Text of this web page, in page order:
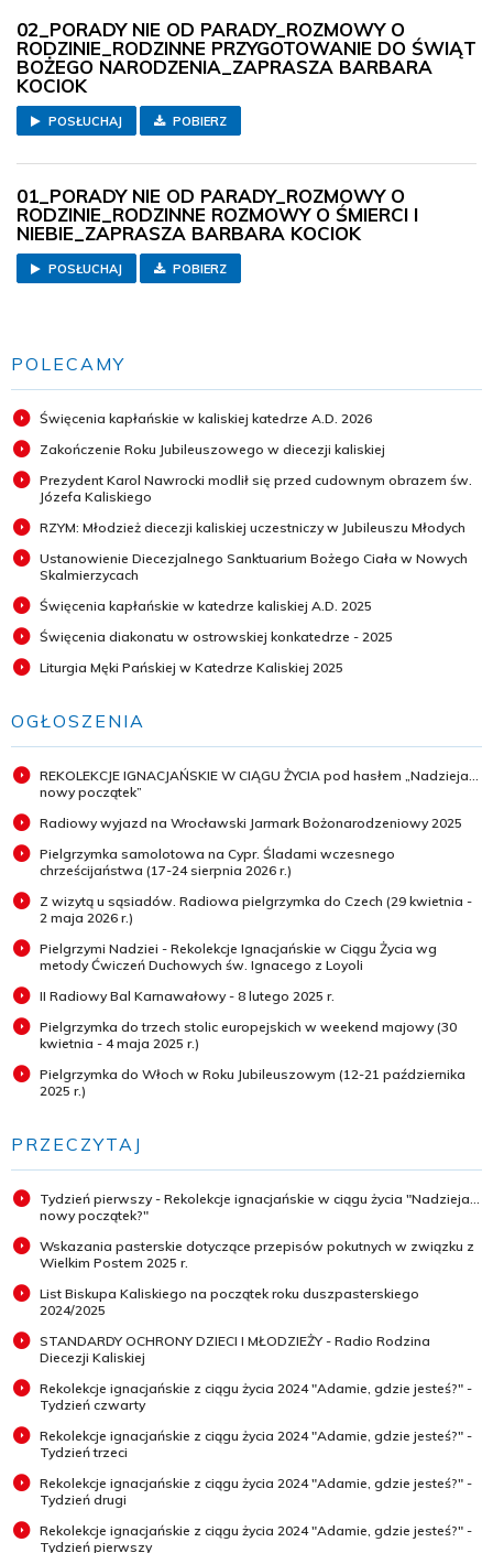
02_PORADY NIE OD PARADY_ROZMOWY O
RODZINIE_RODZINNE PRZYGOTOWANIE DO ŚWIĄT
BOŻEGO NARODZENIA_ZAPRASZA BARBARA
KOCIOK
POSŁUCHAJ POBIERZ
01_PORADY NIE OD PARADY_ROZMOWY O
RODZINIE_RODZINNE ROZMOWY O ŚMIERCI I
NIEBIE_ZAPRASZA BARBARA KOCIOK
POSŁUCHAJ POBIERZ
POLECAMY
Święcenia kapłańskie w kaliskiej katedrze A.D. 2026
Zakończenie Roku Jubileuszowego w diecezji kaliskiej
Prezydent Karol Nawrocki modlił się przed cudownym obrazem św.
Józefa Kaliskiego
RZYM: Młodzież diecezji kaliskiej uczestniczy w Jubileuszu Młodych
Ustanowienie Diecezjalnego Sanktuarium Bożego Ciała w Nowych
Skalmierzycach
Święcenia kapłańskie w katedrze kaliskiej A.D. 2025
Święcenia diakonatu w ostrowskiej konkatedrze - 2025
Liturgia Męki Pańskiej w Katedrze Kaliskiej 2025
OGŁOSZENIA
REKOLEKCJE IGNACJAŃSKIE W CIĄGU ŻYCIA pod hasłem „Nadzieja...
nowy początek”
Radiowy wyjazd na Wrocławski Jarmark Bożonarodzeniowy 2025
Pielgrzymka samolotowa na Cypr. Śladami wczesnego
chrześcijaństwa (17-24 sierpnia 2026 r.)
Z wizytą u sąsiadów. Radiowa pielgrzymka do Czech (29 kwietnia -
2 maja 2026 r.)
Pielgrzymi Nadziei - Rekolekcje Ignacjańskie w Ciągu Życia wg
metody Ćwiczeń Duchowych św. Ignacego z Loyoli
II Radiowy Bal Karnawałowy - 8 lutego 2025 r.
Pielgrzymka do trzech stolic europejskich w weekend majowy (30
kwietnia - 4 maja 2025 r.)
Pielgrzymka do Włoch w Roku Jubileuszowym (12-21 października
2025 r.)
PRZECZYTAJ
Tydzień pierwszy - Rekolekcje ignacjańskie w ciągu życia "Nadzieja...
nowy początek?"
Wskazania pasterskie dotyczące przepisów pokutnych w związku z
Wielkim Postem 2025 r.
List Biskupa Kaliskiego na początek roku duszpasterskiego
2024/2025
STANDARDY OCHRONY DZIECI I MŁODZIEŻY - Radio Rodzina
Diecezji Kaliskiej
Rekolekcje ignacjańskie z ciągu życia 2024 "Adamie, gdzie jesteś?" -
Tydzień czwarty
Rekolekcje ignacjańskie z ciągu życia 2024 "Adamie, gdzie jesteś?" -
Tydzień trzeci
Rekolekcje ignacjańskie z ciągu życia 2024 "Adamie, gdzie jesteś?" -
Tydzień drugi
Rekolekcje ignacjańskie z ciągu życia 2024 "Adamie, gdzie jesteś?" -
Tydzień pierwszy